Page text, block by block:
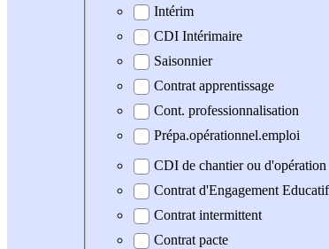
Intérim
CDI Intérimaire
Saisonnier
Contrat apprentissage
Cont. professionnalisation
Prépa.opérationnel.emploi
CDI de chantier ou d'opération
Contrat d'Engagement Educatif
Contrat intermittent
Contrat pacte